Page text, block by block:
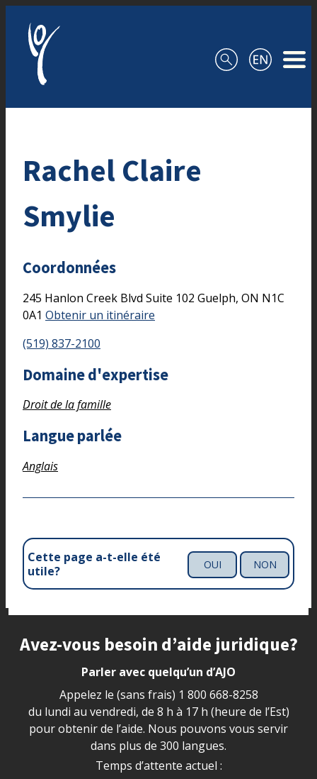
Rachel Claire
Smylie
Coordonnées
245 Hanlon Creek Blvd Suite 102 Guelph, ON N1C
0A1 Obtenir un itinéraire
(519) 837-2100
Domaine d'expertise
Droit de la famille
Langue parlée
Anglais
Cette page a-t-elle été
utile?
OUI NON
Site footer
Avez-vous besoin d’aide juridique?
Parler avec quelqu’un d’AJO
Appelez le (sans frais) 1 800 668-8258
du lundi au vendredi, de 8 h à 17 h (heure de l’Est)
pour obtenir de l’aide. Nous pouvons vous servir
dans plus de 300 langues.
Temps d’attente actuel :